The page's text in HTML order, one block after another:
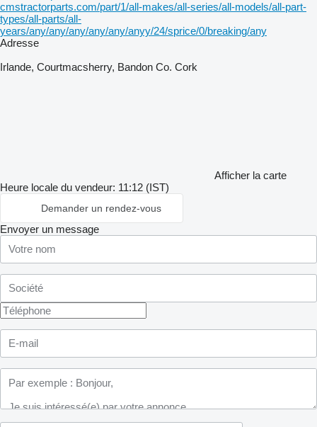
cmstractorparts.com/part/1/all-makes/all-series/all-models/all-part-
types/all-parts/all-
years/any/any/any/any/any/anyy/24/sprice/0/breaking/any
Adresse
Irlande, Courtmacsherry, Bandon Co. Cork
Afficher la carte
Heure locale du vendeur: 11:12 (IST)
Demander un rendez-vous
Envoyer un message